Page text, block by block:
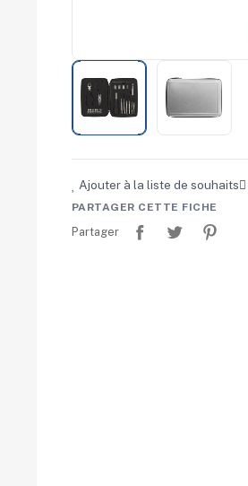
Ajouter à la liste de souhaits
PARTAGER CETTE FICHE
Partager